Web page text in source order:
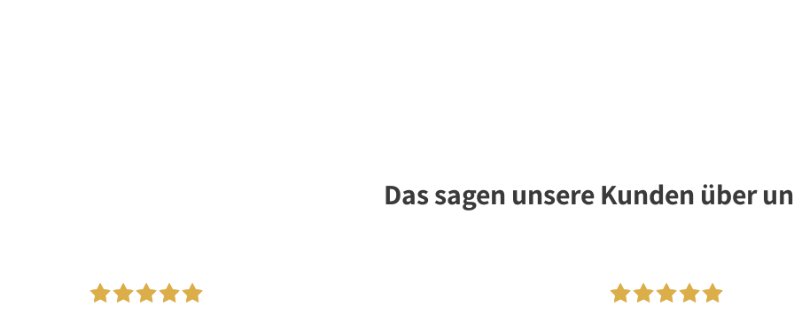
Das sagen unsere Kunden über